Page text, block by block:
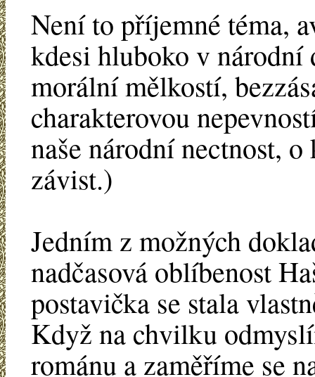
Není to příjemné téma,
kdesi hluboko v národní
morální mělkostí,
charakterovou
naše národní nectnost,
závist.)
Jedním z možných
nadčasová oblíbenost
postavička se stala
Když na chvilku
románu a zaměříme se